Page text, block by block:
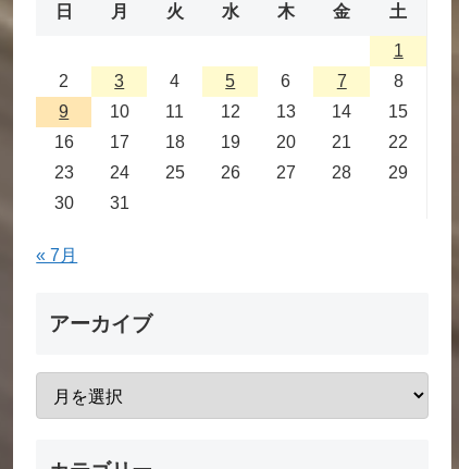
日 月 火 水 木 金 土
1
2
3 4 5 6 7
8
9
10 11 12 13 14
15
16
17 18 19 20 21
22
23
24 25 26 27 28
29
30
31
« 7月
アーカイブ